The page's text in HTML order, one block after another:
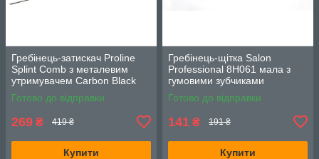
Гребінець-затискач Proline
Splint Comb з металевим
утримувачем Carbon Black
Готово до відправки
269 ₴ 419 ₴
Купити
Гребінець-щітка Salon
Professional 8H061 мала з
гумовими зубчиками
Готово до відправки
141 ₴ 191 ₴
Купити